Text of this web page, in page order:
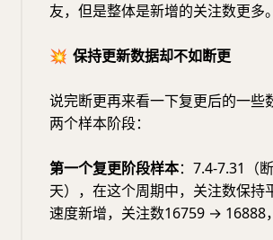
友，但是整体是新增的关注数更多。
💥 保持更新数据却不如断更
说完断更再来看一下复更后的一些
两个样本阶段：
第一个复更阶段样本：7.4-7.31（
天），在这个周期中，关注数保持
速度新增，关注数16759 → 16888